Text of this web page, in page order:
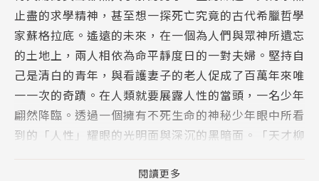
止盡的求學精神，甚至想一探死亡究竟的古代希臘哲學
家蘇格拉底。遙遠的未來，在一個為人們與眾神所遺忘
的土地上，兩人相依為命平靜度日的一對夫婦。堅持自
己是清白的青年，與看護妻子的老人促成了百萬年來唯
一一次的奇蹟。在人類就要展露人性的當頭，一名少年
翩然降臨。透過一個擁有不死生命的神秘少年眼中所看
到的「人性」耀眼的光明面與深沉的黑暗面。「天才柳
繪出不同時空的人心糾葛，全新系列備受矚目的第2
閱讀更多